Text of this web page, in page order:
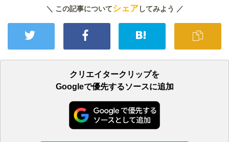
＼ この記事についてシェアしてみよう ／
クリエイタークリップを
Googleで優先するソースに追加